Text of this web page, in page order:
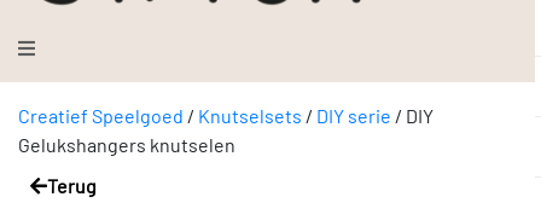
Creatief Speelgoed / Knutselsets / DIY serie / DIY
Gelukshangers knutselen
Terug